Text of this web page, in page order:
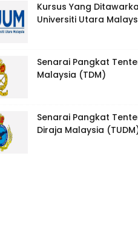
Kursus Yang
Universiti Utara
Senarai Pangkat
Malaysia (TDM)
Senarai Pangkat
Diraja Malaysia